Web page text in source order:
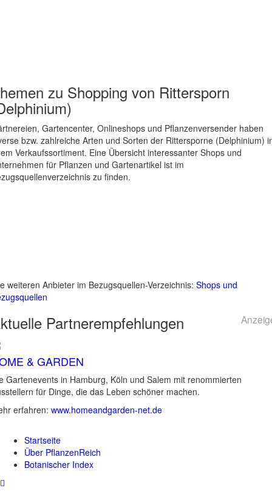
zu Shopping von Rittersporn
Gartencenter, Onlineshops und Pflanzenversender haben
bzw. zahlreiche Arten und Sorten der Rittersporne (Delphinium)
Verkaufssortiment. Eine Übersicht interessanter Shops und
für Pflanzen und Gartenartikel ist im
zu finden.
weiteren Anbieter im Bezugsquellen-Verzeichnis: Shops und
Partnerempfehlungen
& GARDEN
Gartenevents in Hamburg, Köln und Salem mit renommierten
für Dinge, die das Leben schöner machen.
erfahren: www.homeandgarden-net.de
Startseite
Über PflanzenReich
Botanischer Index